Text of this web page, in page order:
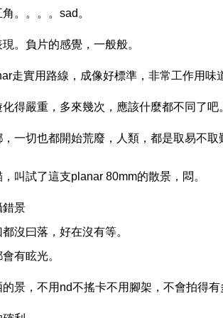
。。。。sad。
。負片的感覺，一般般。
走實用路線，成像好標準，非常工作用味
得嚴重，多來幾次，應該什麼都不同了吧
，一切也都開始荒廢，人類，都是取易不取
叫試了這支planar 80mm的散景，悶。
錯景
沒曰落，好在沒有等。
有眩光。
景，不用nd不搖卡不用腳架，不會拍得有